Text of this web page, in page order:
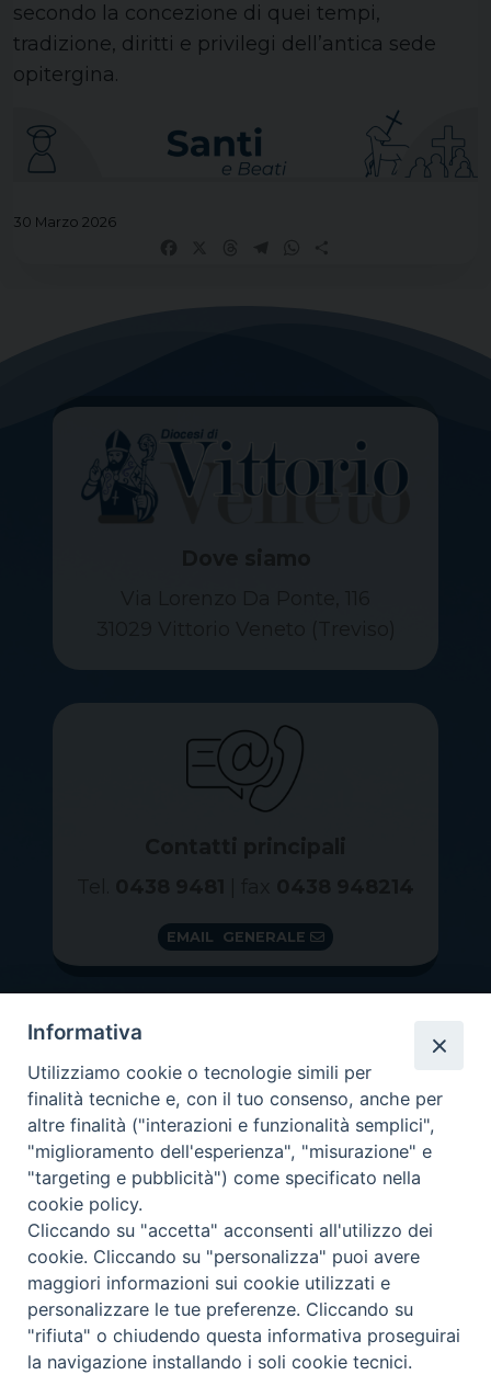
secondo la concezione di quei tempi,
tradizione, diritti e privilegi dell’antica sede
opitergina.
30 Marzo 2026
EMAIL GENERALE
GRAZIE PER IL TUO AIUTO
Insieme per la Diocesi
Copyright 2026 ©Diocesi di Vittorio Veneto-Privacy
Informativa
Utilizziamo cookie o tecnologie simili per
finalità tecniche e, con il tuo consenso, anche per
altre finalità ("interazioni e funzionalità semplici",
"miglioramento dell'esperienza", "misurazione" e
"targeting e pubblicità") come specificato nella
cookie policy.
Cliccando su "accetta" acconsenti all'utilizzo dei
cookie. Cliccando su "personalizza" puoi avere
maggiori informazioni sui cookie utilizzati e
personalizzare le tue preferenze. Cliccando su
"rifiuta" o chiudendo questa informativa proseguirai
la navigazione installando i soli cookie tecnici.